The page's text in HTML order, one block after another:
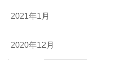
2021年1月
2020年12月